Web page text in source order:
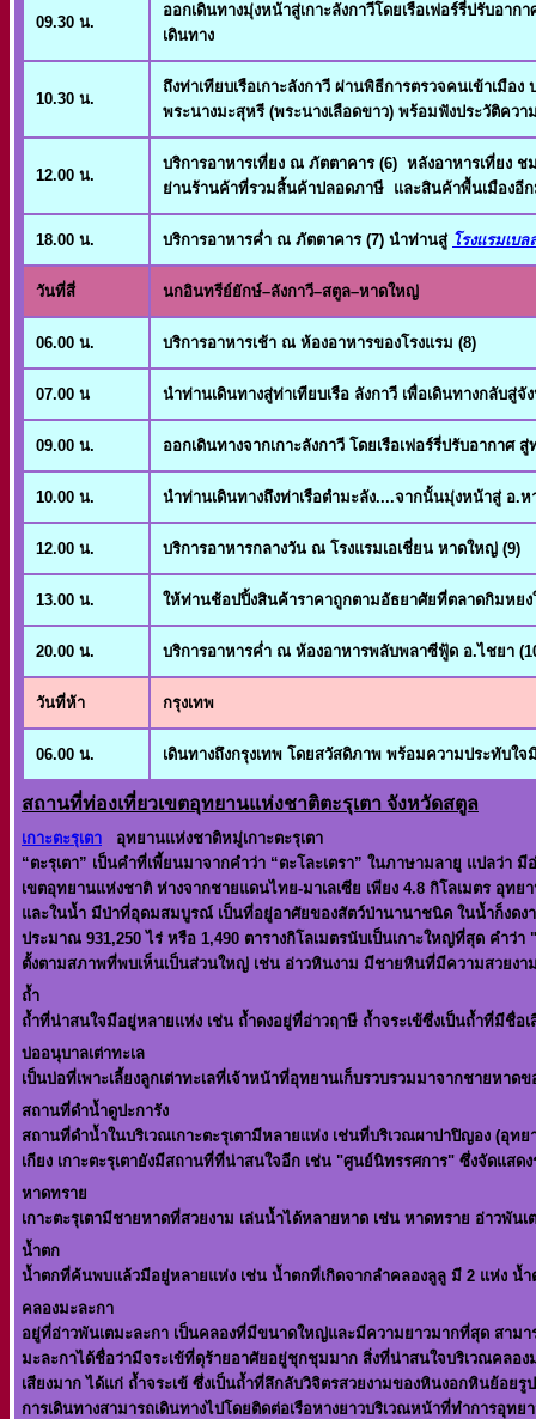
09.30 น.
ออกเดินทางมุ่งหน้าสู่เกาะลังกาวีโดยเรือเฟอร์รี่ปรับอา
เดินทาง
10.30 น.
ถึงท่าเทียบเรือเกาะลังกาวี ผ่านพิธีการตรวจคนเข้าเมื
พระนางมะสุหรี (พระนางเลือดขาว) พร้อมฟังประวัติคว
12.00 น.
บริการอาหารเที่ยง ณ ภัตตาคาร (6) หลังอาหารเที่ยง ช
ย่านร้านค้าที่รวมสิ้นค้าปลอดภาษี และสินค้าพื้นเมืองอี
18.00 น. บริการอาหารค่ำ ณ ภัตตาคาร (7) นำท่านสู่ โรงแรมเบล
วันที่สี่ นกอินทรีย์ยักษ์–ลังกาวี–สตูล–หาดใหญ่
06.00 น. บริการอาหารเช้า ณ ห้องอาหารของโรงแรม (8)
07.00 น นำท่านเดินทางสู่ท่าเทียบเรือ ลังกาวี เพื่อเดินทางกลับ
09.00 น. ออกเดินทางจากเกาะลังกาวี โดยเรือเฟอร์รี่ปรับอากาศ
10.00 น. นำท่านเดินทางถึงท่าเรือตำมะลัง....จากนั้นมุ่งหน้าสู่ อ.
12.00 น. บริการอาหารกลางวัน ณ โรงแรมเอเชี่ยน หาดใหญ่ (9)
13.00 น. ให้ท่านช้อปปิ้งสินค้าราคาถูกตามอัธยาศัยที่ตลาดกิมหย
20.00 น. บริการอาหารค่ำ ณ ห้องอาหารพลับพลาซีฟู้ด อ.ไชยา
วันที่ห้า กรุงเทพ
06.00 น. เดินทางถึงกรุงเทพ โดยสวัสดิภาพ พร้อมความประทับใจ
สถานที่ท่องเที่ยวเขตอุทยานแห่งชาติตะรุเตา จังหวัดสตูล
เกาะตะรุเตา
อุทยานแห่งชาติหมู่เกาะตะรุเตา
“ตะรุเตา” เป็นคำที่เพี้ยนมาจากคำว่า “ตะโละเตรา” ในภาษามลายู แปลว่
เขตอุทยานแห่งชาติ ห่างจากชายแดนไทย-มาเลเซีย เพียง 4.8 กิโลเมตร อุท
และในน้ำ มีป่าที่อุดมสมบูรณ์ เป็นที่อยู่อาศัยของสัตว์ป่านานาชนิด ในน้ำก็งดง
ประมาณ 931,250 ไร่ หรือ 1,490 ตารางกิโลเมตรนับเป็นเกาะใหญ่ที่สุด คำว่
ตั้งตามสภาพที่พบเห็นเป็นส่วนใหญ่ เช่น อ่าวหินงาม มีชายหินที่มีความสวยงา
ถ้ำ
ถ้ำที่น่าสนใจมีอยู่หลายแห่ง เช่น ถ้ำดงอยู่ที่อ่าวฤาษี ถ้ำจระเข้ซึ่งเป็นถ้ำที่มีชื่
บ่ออนุบาลเต่าทะเล
เป็นบ่อที่เพาะเลี้ยงลูกเต่าทะเลที่เจ้าหน้าที่อุทยานเก็บรวบรวมมาจากชายหา
สถานที่ดำน้ำดูปะการัง
สถานที่ดำน้ำในบริเวณเกาะตะรุเตามีหลายแห่ง เช่นที่บริเวณผาปาปิญอง (อุ
เกียง เกาะตะรุเตายังมีสถานที่ที่น่าสนใจอีก เช่น "ศูนย์นิทรรศการ" ซึ่งจัดแส
หาดทราย
เกาะตะรุเตามีชายหาดที่สวยงาม เล่นน้ำได้หลายหาด เช่น หาดทราย อ่าวพั
น้ำตก
น้ำตกที่ค้นพบแล้วมีอยู่หลายแห่ง เช่น น้ำตกที่เกิดจากลำคลองลูลู มี 2 แห่ง น้
คลองมะละกา
อยู่ที่อ่าวพันเตมะละกา เป็นคลองที่มีขนาดใหญ่และมีความยาวมากที่สุด สามา
มะละกาได้ชื่อว่ามีจระเข้ที่ดุร้ายอาศัยอยู่ชุกชุมมาก สิ่งที่น่าสนใจบริเวณคล
เสียงมาก ได้แก่ ถ้ำจระเข้ ซึ่งเป็นถ้ำที่ลึกลับวิจิตรสวยงามของหินงอกหินย้อ
การเดินทางสามารถเดินทางไปโดยติดต่อเรือหางยาวบริเวณหน้าที่ทำการอุท